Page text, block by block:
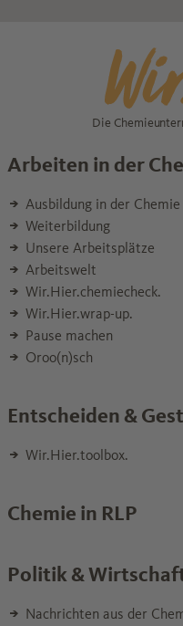
Die
Arbeiten in der
Ausbildung in der Chemie
Weiterbildung
Unsere Arbeitsplätze
Arbeitswelt
Wir.Hier.chemiecheck.
Wir.Hier.wrap-up.
Pause machen
Oroo(n)sch
Entscheiden &
Wir.Hier.toolbox.
Chemie in RLP
Politik &
Nachrichten aus der